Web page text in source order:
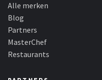
Alle merken
Blog
Partners
MasterChef
Restaurants